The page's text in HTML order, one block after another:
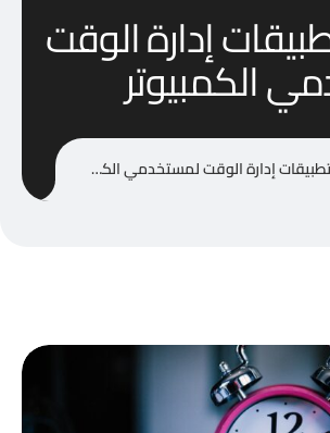
إدارة الوقت
الكمبيوتر
إدارة الوقت لمستخدمي الكمبيوتر